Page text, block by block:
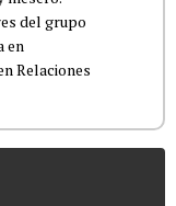
del grupo
en
Relaciones